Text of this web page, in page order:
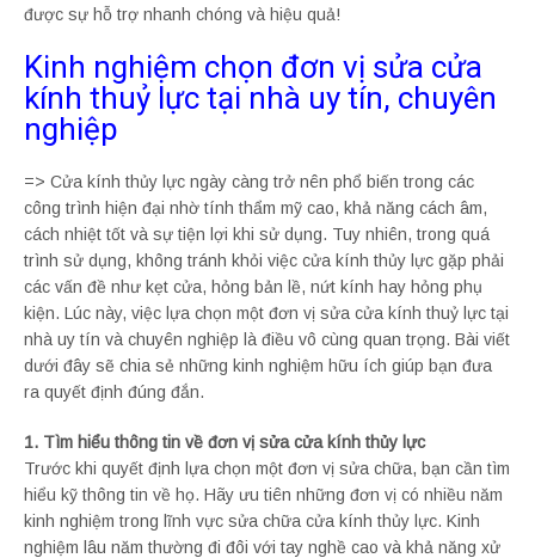
được sự hỗ trợ nhanh chóng và hiệu quả!
Kinh nghiệm chọn đơn vị sửa cửa
kính thuỷ lực tại nhà uy tín, chuyên
nghiệp
=> Cửa kính thủy lực ngày càng trở nên phổ biến trong các
công trình hiện đại nhờ tính thẩm mỹ cao, khả năng cách âm,
cách nhiệt tốt và sự tiện lợi khi sử dụng. Tuy nhiên, trong quá
trình sử dụng, không tránh khỏi việc cửa kính thủy lực gặp phải
các vấn đề như kẹt cửa, hỏng bản lề, nứt kính hay hỏng phụ
kiện. Lúc này, việc lựa chọn một đơn vị sửa cửa kính thuỷ lực tại
nhà uy tín và chuyên nghiệp là điều vô cùng quan trọng. Bài viết
dưới đây sẽ chia sẻ những kinh nghiệm hữu ích giúp bạn đưa
ra quyết định đúng đắn.
1. Tìm hiểu thông tin về đơn vị sửa cửa kính thủy lực
Trước khi quyết định lựa chọn một đơn vị sửa chữa, bạn cần tìm
hiểu kỹ thông tin về họ. Hãy ưu tiên những đơn vị có nhiều năm
kinh nghiệm trong lĩnh vực sửa chữa cửa kính thủy lực. Kinh
nghiệm lâu năm thường đi đôi với tay nghề cao và khả năng xử